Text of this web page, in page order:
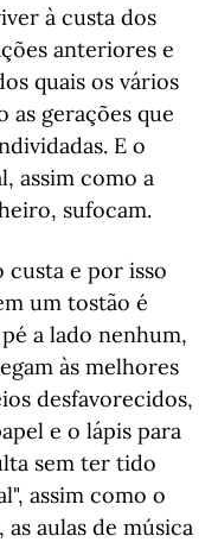
à custa dos
anteriores e
quais os vários
as gerações que
E o
assim como a
sufocam.
custa e por isso
um tostão é
a lado nenhum,
às melhores
desfavorecidos,
e o lápis para
sem ter tido
assim como o
aulas de música